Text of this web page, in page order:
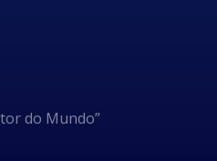
do Mundo”